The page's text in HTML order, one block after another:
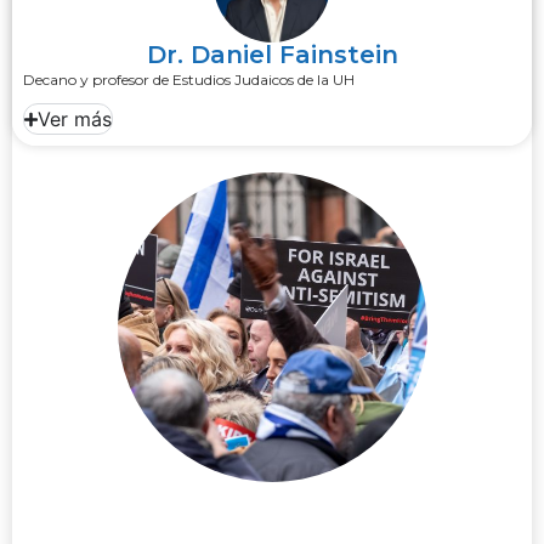
Dr. Daniel Fainstein
Decano y profesor de Estudios Judaicos de la UH
Ver más